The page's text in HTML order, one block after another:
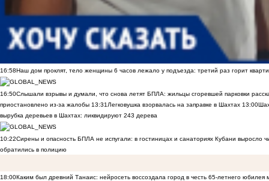
16:58Наш дом проклят, тело женщины 6 часов лежало у подъезда: третий раз горит
16:50Слышали взрывы и думали, что снова летят БПЛА: жильцы сгоревшей парковки
приостановлено из-за жалобы 13:31 Легковушка взорвалась на заправке в Шахтах 13:00
вырубка деревьев в Шахтах: ликвидируют 243 дерева
10:22Сирены и опасность БПЛА не испугали: в гостиницах и санаториях Кубани выросло
обратились в полицию
18:00Каким был древний Танаис: нейросеть воссоздала город в честь 65-летнего юбилея